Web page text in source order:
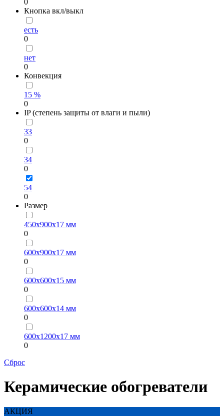
Кнопка вкл/выкл
есть
0
нет
0
Конвекция
15 %
0
IP (степень защиты от влаги и пыли)
33
0
34
0
54
0
Размер
450х900х17 мм
0
600х900х17 мм
0
600х600х15 мм
0
600х600х14 мм
0
600х1200х17 мм
0
Сброс
Керамические обогреватели
АКЦИЯ